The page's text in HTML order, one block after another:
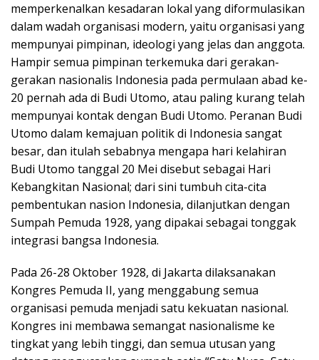
memperkenalkan kesadaran lokal yang diformulasikan
dalam wadah organisasi modern, yaitu organisasi yang
mempunyai pimpinan, ideologi yang jelas dan anggota.
Hampir semua pimpinan terkemuka dari gerakan-
gerakan nasionalis Indonesia pada permulaan abad ke-
20 pernah ada di Budi Utomo, atau paling kurang telah
mempunyai kontak dengan Budi Utomo. Peranan Budi
Utomo dalam kemajuan politik di Indonesia sangat
besar, dan itulah sebabnya mengapa hari kelahiran
Budi Utomo tanggal 20 Mei disebut sebagai Hari
Kebangkitan Nasional; dari sini tumbuh cita-cita
pembentukan nasion Indonesia, dilanjutkan dengan
Sumpah Pemuda 1928, yang dipakai sebagai tonggak
integrasi bangsa Indonesia.
Pada 26-28 Oktober 1928, di Jakarta dilaksanakan
Kongres Pemuda II, yang menggabung semua
organisasi pemuda menjadi satu kekuatan nasional.
Kongres ini membawa semangat nasionalisme ke
tingkat yang lebih tinggi, dan semua utusan yang